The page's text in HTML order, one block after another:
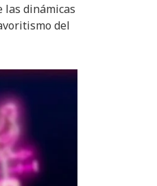
las dinámicas
del